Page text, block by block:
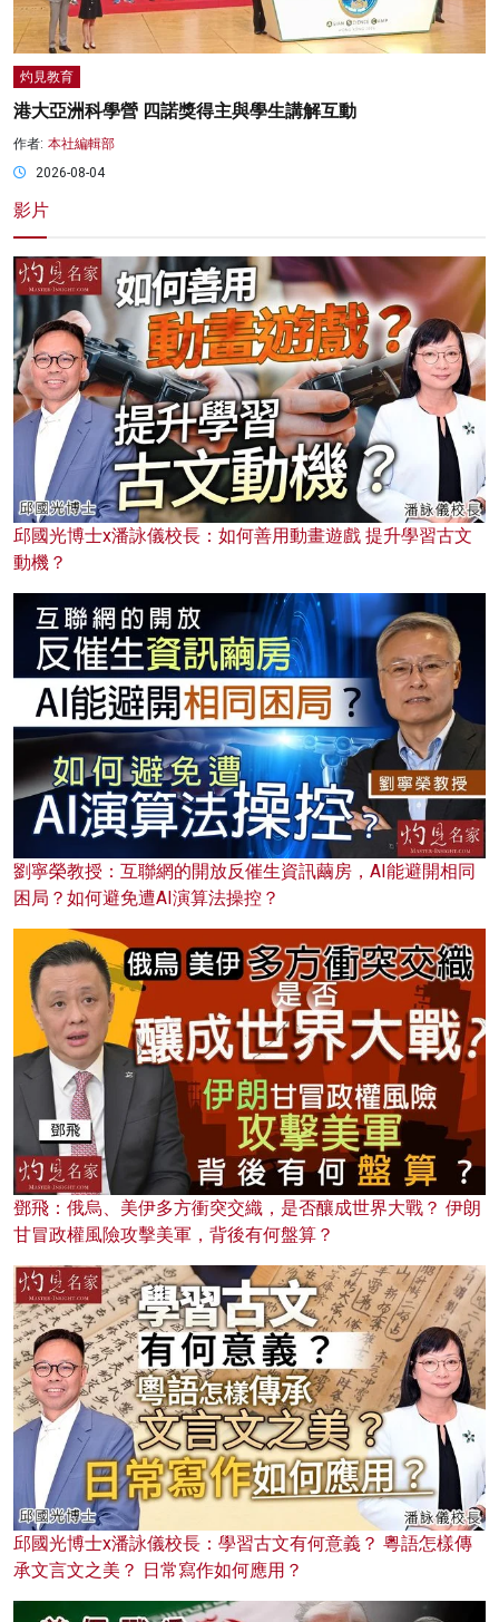
灼見教育
港大亞洲科學營 四諾獎得主與學生講解互動
作者: 本社編輯部
2026-08-04
影片
邱國光博士x潘詠儀校長：如何善用動畫遊戲 提升學習古文
動機？
劉寧榮教授：互聯網的開放反催生資訊繭房，AI能避開相同
困局？如何避免遭AI演算法操控？
鄧飛：俄烏、美伊多方衝突交織，是否釀成世界大戰？ 伊朗
甘冒政權風險攻擊美軍，背後有何盤算？
邱國光博士x潘詠儀校長：學習古文有何意義？ 粵語怎樣傳
承文言文之美？ 日常寫作如何應用？